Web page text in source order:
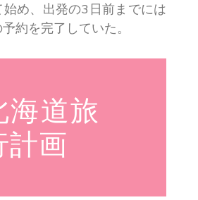
め、出発の3日前までには
約を完了していた。
海道旅
計画